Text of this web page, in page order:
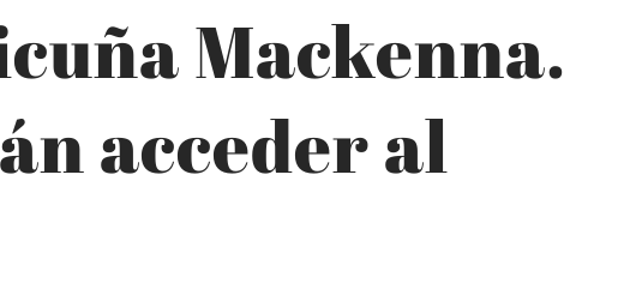
Mackenna.
acceder al